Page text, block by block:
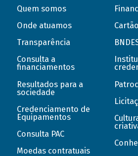
Quem somos
Onde atuamos
Transparência
Consulta a
financiamentos
Resultados para a
sociedade
Credenciamento de
Equipamentos
Consulta PAC
Moedas contratuais